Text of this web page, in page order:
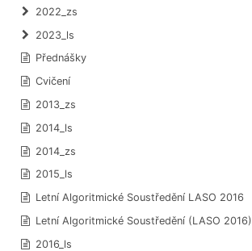
2022_zs
2023_ls
Přednášky
Cvičení
2013_zs
2014_ls
2014_zs
2015_ls
Letní Algoritmické Soustředění LASO 2016
Letní Algoritmické Soustředění (LASO 2016)
2016_ls